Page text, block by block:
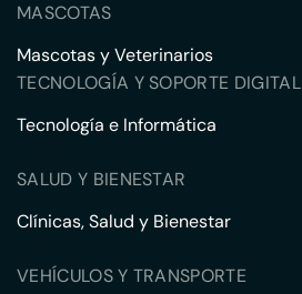
MASCOTAS
Mascotas y Veterinarios
TECNOLOGÍA Y SOPORTE DIGITAL
Tecnología e Informática
SALUD Y BIENESTAR
Clínicas, Salud y Bienestar
VEHÍCULOS Y TRANSPORTE